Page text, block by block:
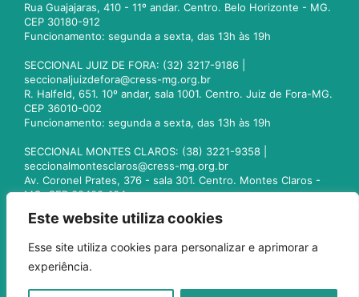
Este website utiliza cookies
Esse site utiliza cookies para personalizar e aprimorar a
experiência.
Rua Guajajaras, 410 - 11º andar. Centro. Belo Horizonte - MG.
CEP 30180-912
Funcionamento: segunda a sexta, das 13h às 19h
SECCIONAL JUIZ DE FORA: (32) 3217-9186 |
seccionaljuizdefora@cress-mg.org.br
R. Halfeld, 651. 10º andar, sala 1001. Centro. Juiz de Fora-MG.
CEP 36010-002
Funcionamento: segunda a sexta, das 13h às 19h
SECCIONAL MONTES CLAROS: (38) 3221-9358 |
seccionalmontesclaros@cress-mg.org.br
Av. Coronel Prates, 376 - sala 301. Centro. Montes Claros -
MG. CEP 39400-104
seccionaluberlandia@cress-mg.org.br
Av. Afonso Pena, 547 - sala 101. Uberlândia - MG. CEP